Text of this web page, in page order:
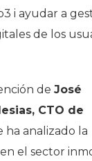
i ayudar a
de los
de José
CTO de
ha analizado la
el sector